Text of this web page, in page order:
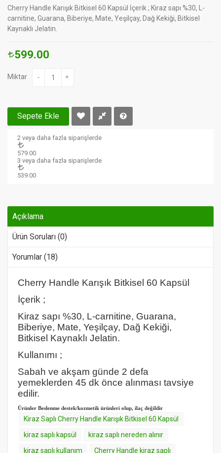
Cherry Handle Karışık Bitkisel 60 Kapsül İçerik ; Kiraz sapı %30, L-
carnitine, Guarana, Biberiye, Mate, Yeşilçay, Dağ Kekiği, Bitkisel
Kaynaklı Jelatin.
599.00
Miktar - +
Sepete Ekle
2 veya daha fazla siparişlerde
579.00
3 veya daha fazla siparişlerde
539.00
Açıklama
Ürün Soruları (0)
Yorumlar (18)
Cherry Handle Karışık Bitkisel 60 Kapsül
İçerik ;
Kiraz sapı %30, L-carnitine, Guarana,
Biberiye, Mate, Yeşilçay, Dağ Kekiği,
Bitkisel Kaynaklı Jelatin.
Kullanımı ;
Sabah ve akşam günde 2 defa
yemeklerden 45 dk önce alınması tavsiye
edilir.
Ürünler Beslenme destek/kozmetik ürünleri olup, ilaç değildir
Kiraz Saplı Cherry Handle Karışık Bitkisel 60 Kapsül
kiraz saplı kapsül
kiraz saplı nereden alınır
kiraz saplı kullanım
Cherry Handle kiraz saplı